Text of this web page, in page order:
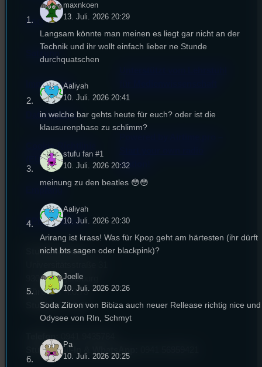
FAQ
Impressum
Datenschutz
(EU)
EPK & Presse
station!
Studentenfunk
93053 Regensburg
Büro:PT 4.0.73
Studio:SH 1.39
Studio Call-In & WhatsApp:
maxnkoen
13. Juli. 2026 20:29
Langsam könnte man meinen es liegt gar nicht an der
Technik und ihr wollt einfach lieber ne Stunde
durchquatschen
Aaliyah
10. Juli. 2026 20:41
in welche bar gehts heute für euch? oder ist die
klausurenphase zu schlimm?
stufu fan #1
10. Juli. 2026 20:32
meinung zu den beatles 😳😳
Aaliyah
10. Juli. 2026 20:30
Arirang ist krass! Was für Kpop geht am härtesten (ihr dürft
nicht bts sagen oder blackpink)?
Joelle
10. Juli. 2026 20:26
Soda Zitron von Bibiza auch neuer Rellease richtig nice und
Odysee von RIn, Schmyt
Pa
10. Juli. 2026 20:25